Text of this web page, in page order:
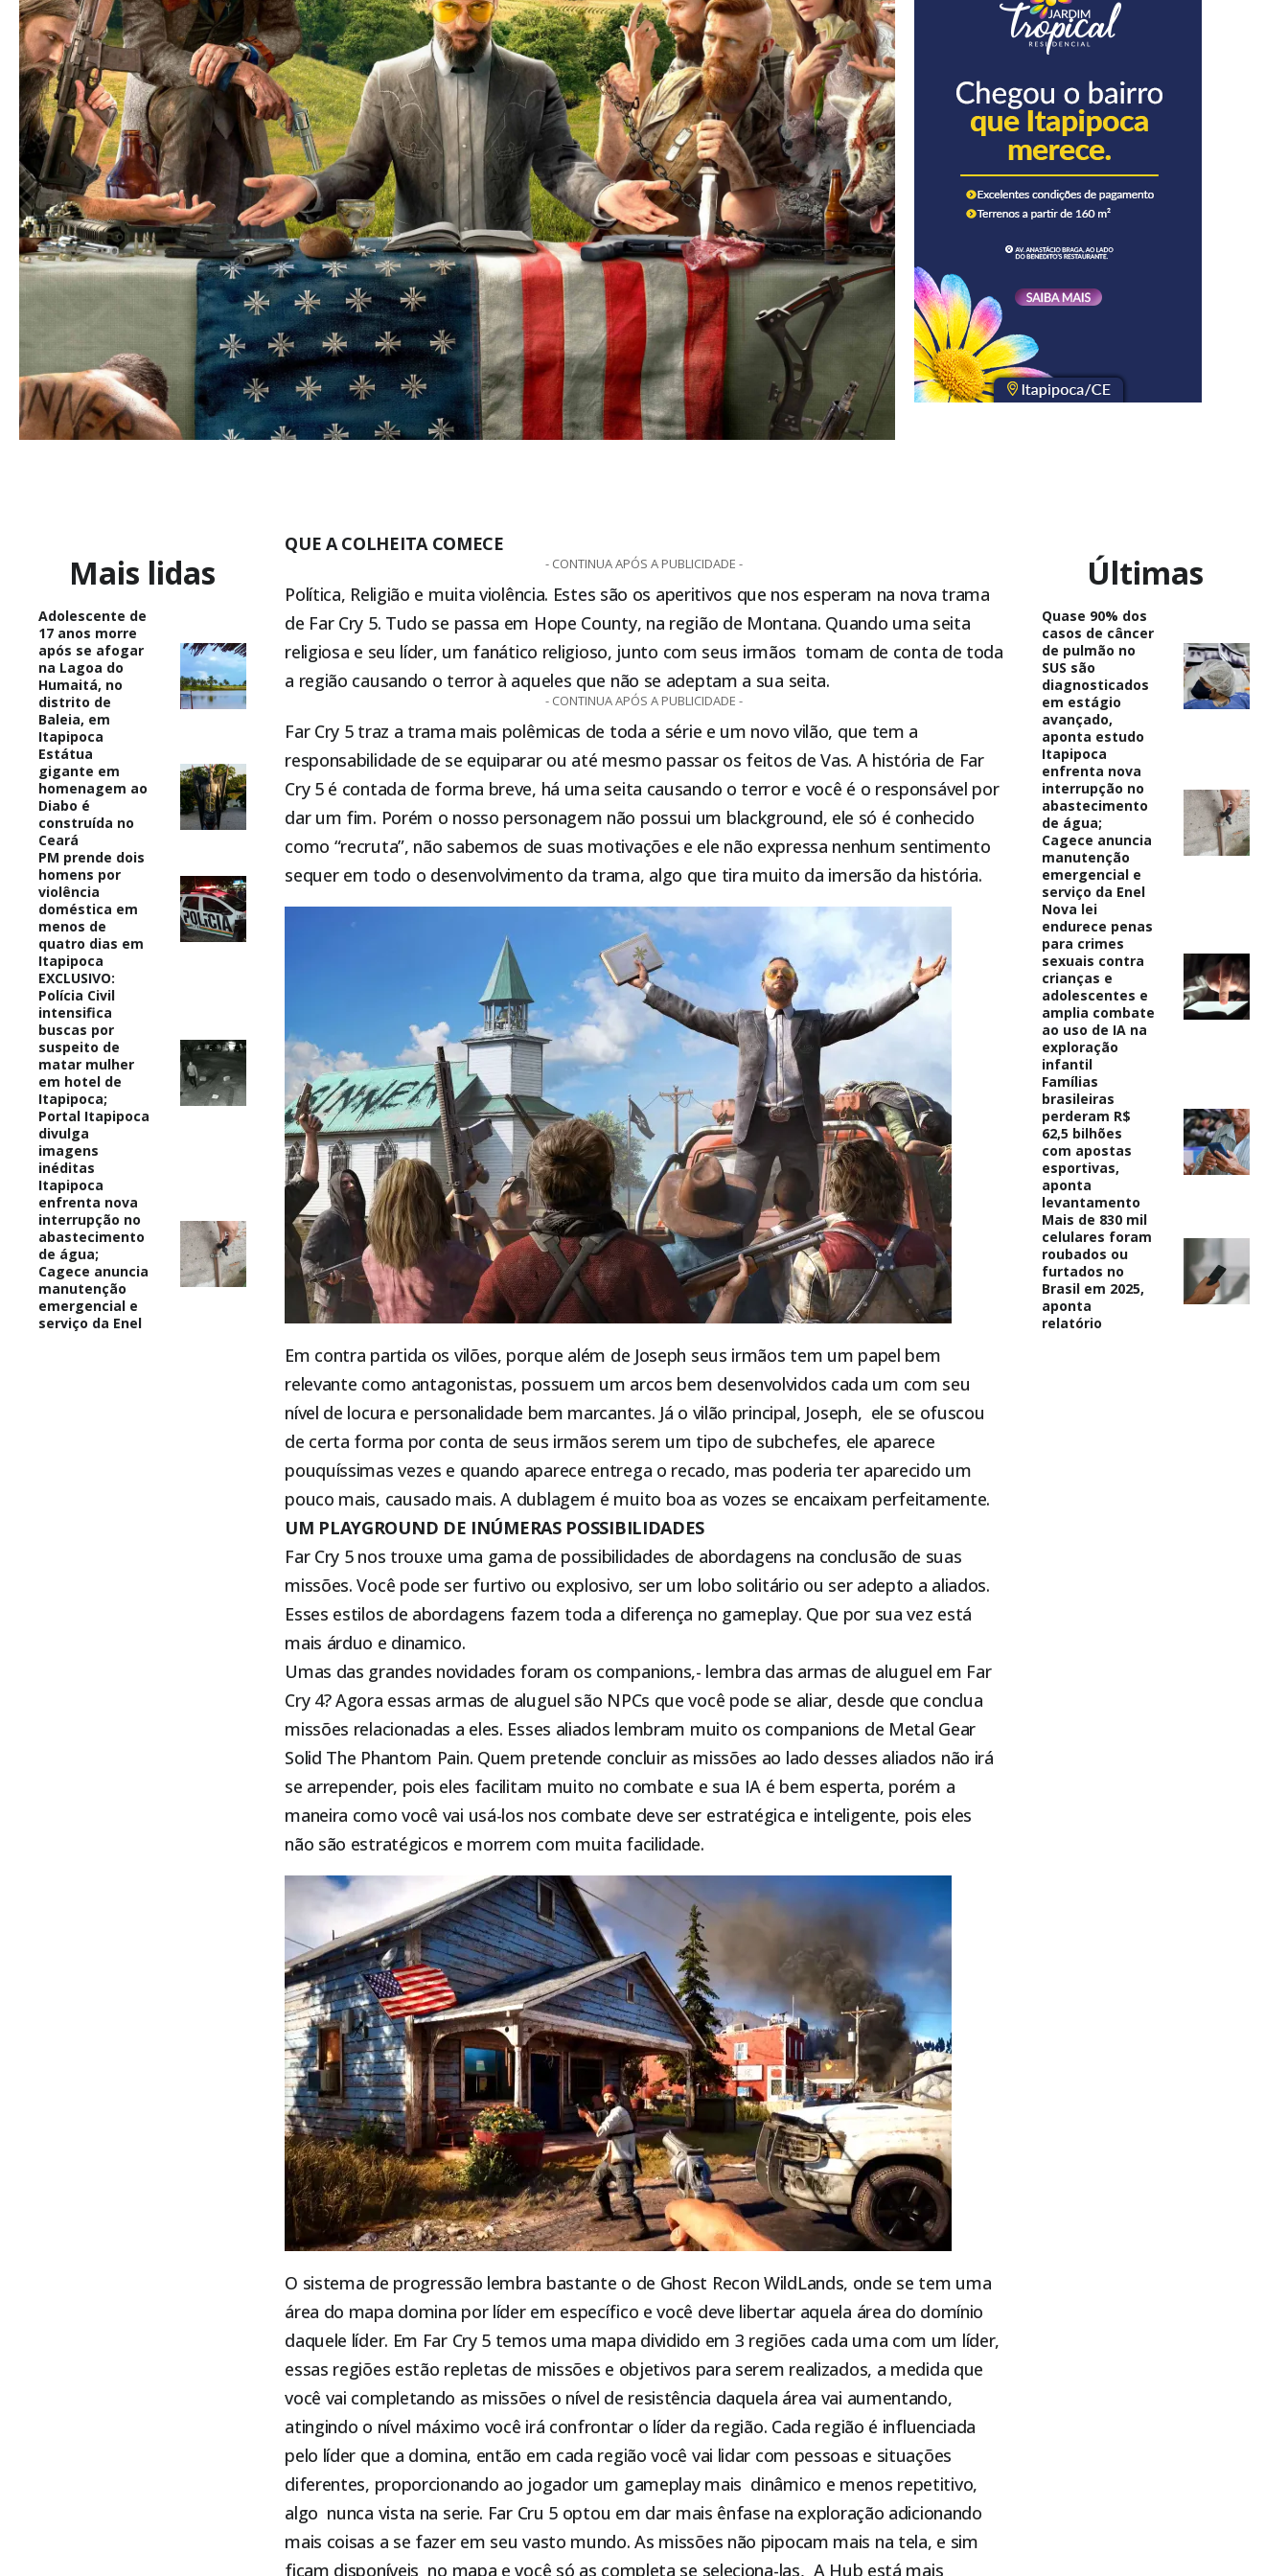
Mais lidas
Adolescente de
17 anos morre
após se afogar
na Lagoa do
Humaitá, no
distrito de
Baleia, em
Itapipoca
Estátua
gigante em
homenagem ao
Diabo é
construída no
Ceará
PM prende dois
homens por
violência
doméstica em
menos de
quatro dias em
Itapipoca
EXCLUSIVO:
Polícia Civil
intensifica
buscas por
suspeito de
matar mulher
em hotel de
Itapipoca;
Portal Itapipoca
divulga
imagens
inéditas
Itapipoca
enfrenta nova
interrupção no
abastecimento
de água;
Cagece anuncia
manutenção
emergencial e
serviço da Enel
QUE A COLHEITA COMECE
- CONTINUA APÓS A PUBLICIDADE -
Política, Religião e muita violência. Estes são os aperitivos que nos esperam na nova trama
de Far Cry 5. Tudo se passa em Hope County, na região de Montana. Quando uma seita
religiosa e seu líder, um fanático religioso, junto com seus irmãos tomam de conta de toda
a região causando o terror à aqueles que não se adeptam a sua seita.
- CONTINUA APÓS A PUBLICIDADE -
Far Cry 5 traz a trama mais polêmicas de toda a série e um novo vilão, que tem a
responsabilidade de se equiparar ou até mesmo passar os feitos de Vas. A história de Far
Cry 5 é contada de forma breve, há uma seita causando o terror e você é o responsável por
dar um fim. Porém o nosso personagem não possui um blackground, ele só é conhecido
como “recruta”, não sabemos de suas motivações e ele não expressa nenhum sentimento
sequer em todo o desenvolvimento da trama, algo que tira muito da imersão da história.
Em contra partida os vilões, porque além de Joseph seus irmãos tem um papel bem
relevante como antagonistas, possuem um arcos bem desenvolvidos cada um com seu
nível de locura e personalidade bem marcantes. Já o vilão principal, Joseph, ele se ofuscou
de certa forma por conta de seus irmãos serem um tipo de subchefes, ele aparece
pouquíssimas vezes e quando aparece entrega o recado, mas poderia ter aparecido um
pouco mais, causado mais. A dublagem é muito boa as vozes se encaixam perfeitamente.
UM PLAYGROUND DE INÚMERAS POSSIBILIDADES
Far Cry 5 nos trouxe uma gama de possibilidades de abordagens na conclusão de suas
missões. Você pode ser furtivo ou explosivo, ser um lobo solitário ou ser adepto a aliados.
Esses estilos de abordagens fazem toda a diferença no gameplay. Que por sua vez está
mais árduo e dinamico.
Umas das grandes novidades foram os companions,- lembra das armas de aluguel em Far
Cry 4? Agora essas armas de aluguel são NPCs que você pode se aliar, desde que conclua
missões relacionadas a eles. Esses aliados lembram muito os companions de Metal Gear
Solid The Phantom Pain. Quem pretende concluir as missões ao lado desses aliados não irá
se arrepender, pois eles facilitam muito no combate e sua IA é bem esperta, porém a
maneira como você vai usá-los nos combate deve ser estratégica e inteligente, pois eles
não são estratégicos e morrem com muita facilidade.
O sistema de progressão lembra bastante o de Ghost Recon WildLands, onde se tem uma
área do mapa domina por líder em específico e você deve libertar aquela área do domínio
daquele líder. Em Far Cry 5 temos uma mapa dividido em 3 regiões cada uma com um líder,
essas regiões estão repletas de missões e objetivos para serem realizados, a medida que
você vai completando as missões o nível de resistência daquela área vai aumentando,
atingindo o nível máximo você irá confrontar o líder da região. Cada região é influenciada
pelo líder que a domina, então em cada região você vai lidar com pessoas e situações
diferentes, proporcionando ao jogador um gameplay mais dinâmico e menos repetitivo,
algo nunca vista na serie. Far Cru 5 optou em dar mais ênfase na exploração adicionando
mais coisas a se fazer em seu vasto mundo. As missões não pipocam mais na tela, e sim
ficam disponíveis no mapa e você só as completa se seleciona-las, A Hub está mais
Últimas
Quase 90% dos
casos de câncer
de pulmão no
SUS são
diagnosticados
em estágio
avançado,
aponta estudo
Itapipoca
enfrenta nova
interrupção no
abastecimento
de água;
Cagece anuncia
manutenção
emergencial e
serviço da Enel
Nova lei
endurece penas
para crimes
sexuais contra
crianças e
adolescentes e
amplia combate
ao uso de IA na
exploração
infantil
Famílias
brasileiras
perderam R$
62,5 bilhões
com apostas
esportivas,
aponta
levantamento
Mais de 830 mil
celulares foram
roubados ou
furtados no
Brasil em 2025,
aponta
relatório